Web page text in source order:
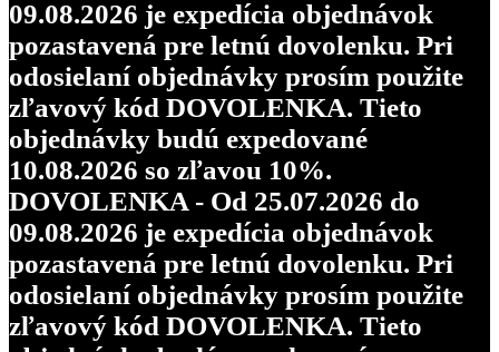
09.08.2026 je expedícia objednávok
pozastavená pre letnú dovolenku. Pri
odosielaní objednávky prosím použite
zľavový kód DOVOLENKA. Tieto
objednávky budú expedované
10.08.2026 so zľavou 10%.
DOVOLENKA - Od 25.07.2026 do
09.08.2026 je expedícia objednávok
pozastavená pre letnú dovolenku. Pri
odosielaní objednávky prosím použite
zľavový kód DOVOLENKA. Tieto